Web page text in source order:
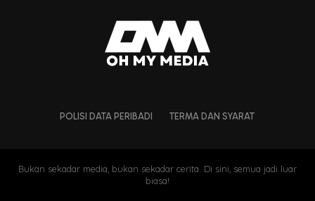
POLISI DATA PERIBADI TERMA DAN SYARAT
Bukan sekadar media, bukan sekadar cerita. Di sini, semua jadi luar
biasa!